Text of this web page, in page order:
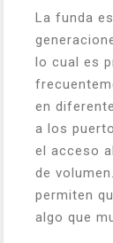
La funda
lo cual es
en
a los
el acceso
de
permiten
algo que